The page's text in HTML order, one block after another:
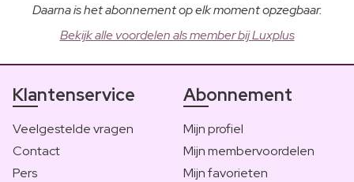
Daarna is het abonnement op elk moment opzegbaar.
Bekijk alle voordelen als member bij Luxplus
Klantenservice
Veelgestelde vragen
Contact
Pers
Abonnement
Mijn profiel
Mijn membervoordelen
Mijn favorieten